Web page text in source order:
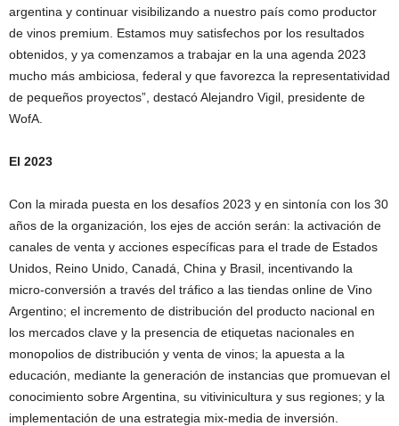
argentina y continuar visibilizando a nuestro país como productor
de vinos premium. Estamos muy satisfechos por los resultados
obtenidos, y ya comenzamos a trabajar en la una agenda 2023
mucho más ambiciosa, federal y que favorezca la representatividad
de pequeños proyectos”, destacó Alejandro Vigil, presidente de
WofA.
El 2023
Con la mirada puesta en los desafíos 2023 y en sintonía con los 30
años de la organización, los ejes de acción serán: la activación de
canales de venta y acciones específicas para el trade de Estados
Unidos, Reino Unido, Canadá, China y Brasil, incentivando la
micro-conversión a través del tráfico a las tiendas online de Vino
Argentino; el incremento de distribución del producto nacional en
los mercados clave y la presencia de etiquetas nacionales en
monopolios de distribución y venta de vinos; la apuesta a la
educación, mediante la generación de instancias que promuevan el
conocimiento sobre Argentina, su vitivinicultura y sus regiones; y la
implementación de una estrategia mix-media de inversión.